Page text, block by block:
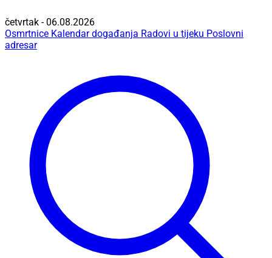
četvrtak - 06.08.2026
Osmrtnice Kalendar događanja Radovi u tijeku Poslovni
adresar